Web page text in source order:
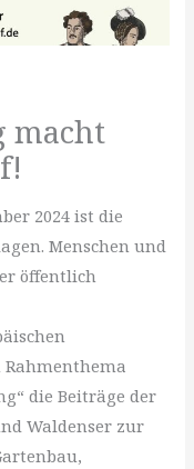
macht
2024 ist die
Menschen und
öffentlich
die Beiträge der
Waldenser zur